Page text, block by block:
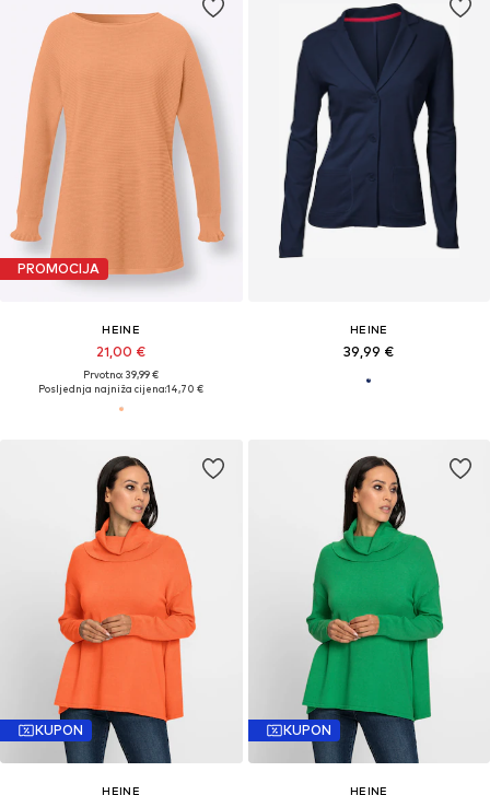
PROMOCIJA
HEINE
21,00 €
Prvotno: 39,99 €
Posljednja najniža cijena:14,70 €
HEINE
39,99 €
KUPON
HEINE
KUPON
HEINE